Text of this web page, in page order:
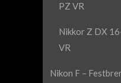
PZ VR
Nikkor Z DX
VR
Nikon F –